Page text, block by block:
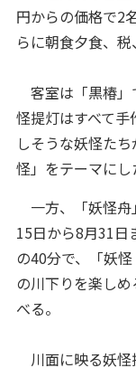
円からの価格で2
らに朝食夕食、
客室は「黒椿」
怪提灯はすべて
しそうな妖怪た
怪」をテーマにし
一方、「妖怪舟
15日から8月31日
の40分で、「妖
の川下りを楽し
べる。
川面に映る妖怪